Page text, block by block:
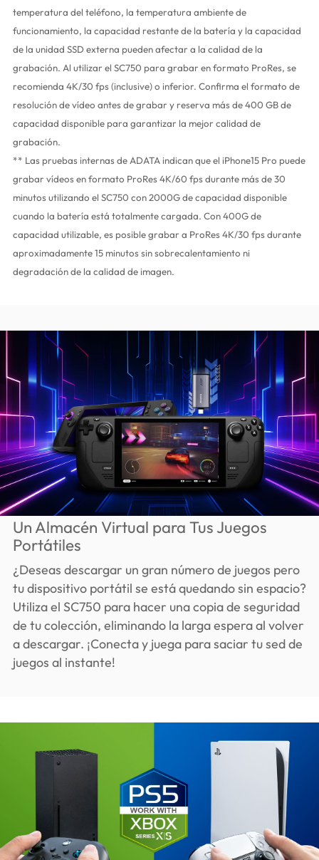
temperatura del teléfono, la temperatura ambiente de
funcionamiento, la capacidad restante de la batería y la capacidad
de la unidad SSD externa pueden afectar a la calidad de la
grabación. Al utilizar el SC750 para grabar en formato ProRes, se
recomienda 4K/30 fps (inclusive) o inferior. Confirma el formato de
resolución de vídeo antes de grabar y reserva más de 400 GB de
capacidad disponible para garantizar la mejor calidad de
grabación.
** Las pruebas internas de ADATA indican que el iPhone15 Pro puede
grabar vídeos en formato ProRes 4K/60 fps durante más de 30
minutos utilizando el SC750 con 2000G de capacidad disponible
cuando la batería está totalmente cargada. Con 400G de
capacidad utilizable, es posible grabar a ProRes 4K/30 fps durante
aproximadamente 15 minutos sin sobrecalentamiento ni
degradación de la calidad de imagen.
Un Almacén Virtual para Tus Juegos
Portátiles
¿Deseas descargar un gran número de juegos pero
tu dispositivo portátil se está quedando sin espacio?
Utiliza el SC750 para hacer una copia de seguridad
de tu colección, eliminando la larga espera al volver
a descargar. ¡Conecta y juega para saciar tu sed de
juegos al instante!